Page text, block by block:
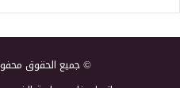
© جميع الحقوق محفوظة